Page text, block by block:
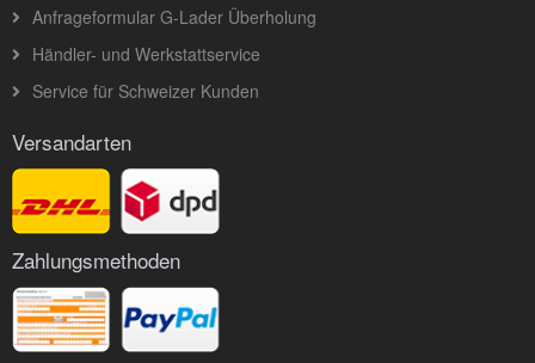
Anfrageformular G-Lader Überholung
Händler- und Werkstattservice
Service für Schweizer Kunden
Versandarten
Zahlungsmethoden